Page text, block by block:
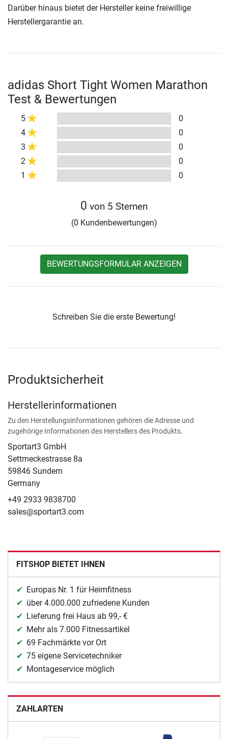
Darüber hinaus bietet der Hersteller keine freiwillige
Herstellergarantie an.
adidas Short Tight Women Marathon
Test & Bewertungen
5
0
4
0
3
0
2
0
1
0
0 von 5 Sternen
(0 Kundenbewertungen)
BEWERTUNGSFORMULAR ANZEIGEN
Schreiben Sie die erste Bewertung!
Produktsicherheit
Herstellerinformationen
Zu den Herstellungsinformationen gehören die Adresse und
zugehörige Informationen des Herstellers des Produkts.
Sportart3 GmbH
Settmeckestrasse 8a
59846 Sundern
Germany
+49 2933 9838700
sales@sportart3.com
FITSHOP BIETET IHNEN
Europas Nr. 1 für Heimfitness
über 4.000.000 zufriedene Kunden
Lieferung frei Haus ab 99,- €
Mehr als 7.000 Fitnessartikel
69 Fachmärkte vor Ort
75 eigene Servicetechniker
Montageservice möglich
ZAHLARTEN